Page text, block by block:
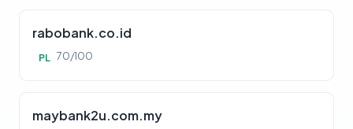
rabobank.co.id
PL 70/100
maybank2u.com.my